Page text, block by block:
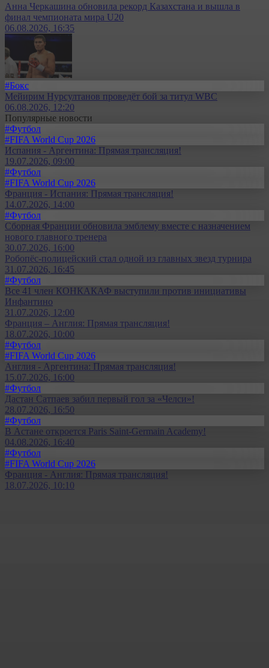
Анна Черкашина обновила рекорд Казахстана и вышла в
финал чемпионата мира U20
06.08.2026, 16:35
#Бокс
Мейирим Нурсултанов проведёт бой за титул WBC
06.08.2026, 12:20
Популярные новости
#Футбол
#FIFA World Cup 2026
Испания - Аргентина: Прямая трансляция!
19.07.2026, 09:00
#Футбол
#FIFA World Cup 2026
Франция - Испания: Прямая трансляция!
14.07.2026, 14:00
#Футбол
Сборная Франции обновила эмблему вместе с назначением
нового главного тренера
30.07.2026, 16:00
Робопёс-полицейский стал одной из главных звезд турнира
31.07.2026, 16:45
#Футбол
Все 41 член КОНКАКАФ выступили против инициативы
Инфантино
31.07.2026, 12:00
Франция – Англия: Прямая трансляция!
18.07.2026, 10:00
#Футбол
#FIFA World Cup 2026
Англия - Аргентина: Прямая трансляция!
15.07.2026, 16:00
#Футбол
Дастан Сатпаев забил первый гол за «Челси»!
28.07.2026, 16:50
#Футбол
В Астане откроется Paris Saint-Germain Academy!
04.08.2026, 16:40
#Футбол
#FIFA World Cup 2026
Франция - Англия: Прямая трансляция!
18.07.2026, 10:10